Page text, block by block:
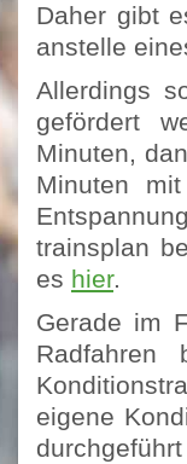
Daher gibt
anstelle
Allerdings
gefördert
Minuten,
Minuten
trainsplan
es hier.
Gerade im
Radfahren
eigene